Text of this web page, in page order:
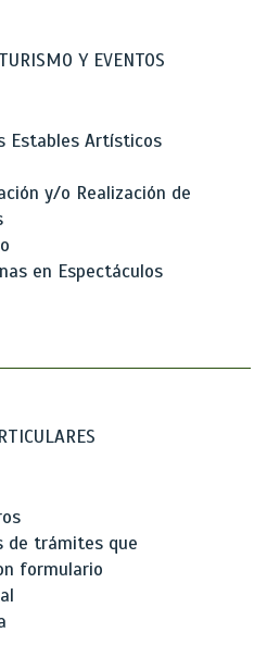
Y EVENTOS
Estables Artísticos
y/o Realización de
en Espectáculos
de trámites que
formulario